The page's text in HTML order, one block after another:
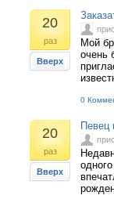
20
раз
Вверх
Мой
очень
0
20
раз
Вверх
Певец